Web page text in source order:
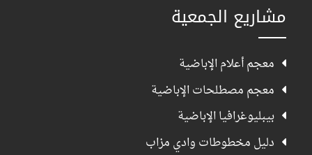
مشاريع الجمعية
معجم أعلام الإباضية
معجم مصطلحات الإباضية
بيبليوغرافيا الإباضية
دليل مخطوطات وادي مزاب